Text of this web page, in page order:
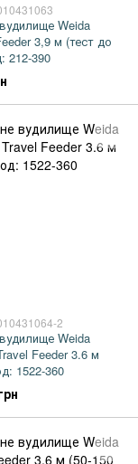
Weida
3,9 м (тест до
212-390
2
Weida
Feeder 3.6 м
1522-360